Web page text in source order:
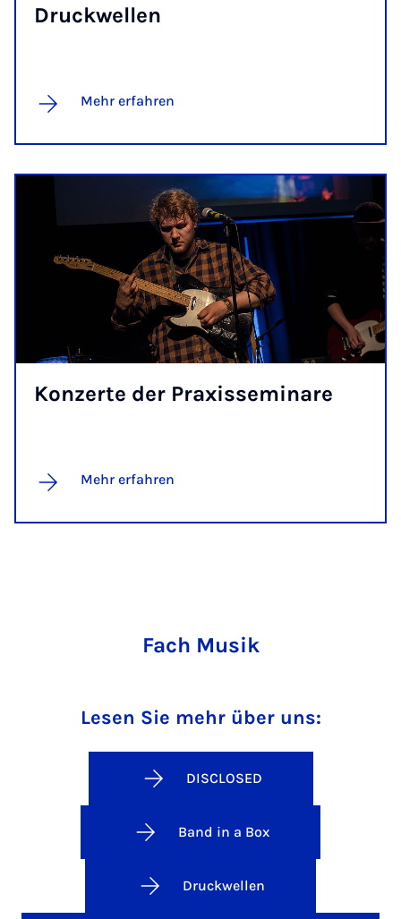
Druck­wel­len
Mehr erfahren
Kon­zer­te der Pra­xis­se­mi­na­re
Mehr erfahren
Fach Musik
Lesen Sie mehr über uns:
DISCLOSED
Band in a Box
Druckwellen